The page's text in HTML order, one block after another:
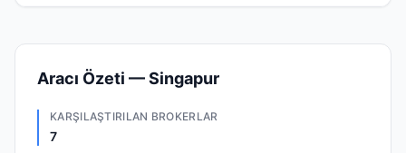
Aracı Özeti — Singapur
KARŞILAŞTIRILAN BROKERLAR
7